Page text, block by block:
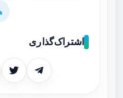
اشتراک‌گذاری